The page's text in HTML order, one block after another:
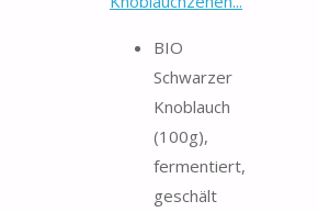
BIO
Schwarzer
Knoblauch
(100g),
fermentiert,
geschält